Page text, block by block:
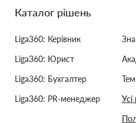
Каталог рішень
Liga360: Керівник
Liga360: Юрист
Liga360: Бухгалтер
Liga360: PR-менеджер